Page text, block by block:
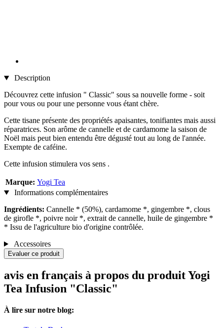
Description
Découvrez cette infusion " Classic" sous sa nouvelle forme - soit
pour vous ou pour une personne vous étant chère.
Cette tisane présente des propriétés apaisantes, tonifiantes mais aussi
réparatrices. Son arôme de cannelle et de cardamome la saison de
Noël mais peut bien entendu être dégusté tout au long de l'année.
Exempte de caféine.
Cette infusion stimulera vos sens .
Marque: Yogi Tea
Informations complémentaires
Ingrédients: Cannelle * (50%), cardamome *, gingembre *, clous
de girofle *, poivre noir *, extrait de cannelle, huile de gingembre *
* Issu de l'agriculture bio d'origine contrôlée.
Accessoires
Evaluer ce produit
avis en français à propos du produit Yogi
Tea Infusion "Classic"
À lire sur notre blog: